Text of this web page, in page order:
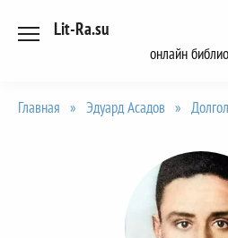
Lit-Ra.su
онлайн
Главная » Эдуард Асадов »